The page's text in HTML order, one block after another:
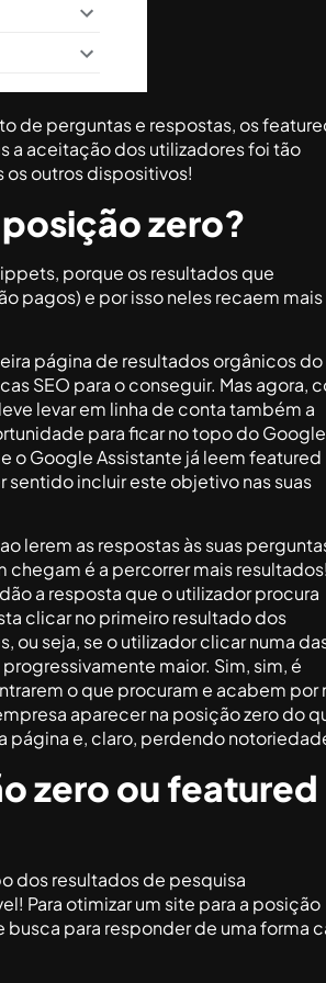
de perguntas e respostas, os
a aceitação dos utilizadores foi tão
outros dispositivos!
zero?
porque os resultados que
pagos) e por isso neles recaem mais
página de resultados orgânicos do
SEO para o conseguir. Mas agora,
levar em linha de conta também a
para ficar no topo do
o Google Assistante já leem featured
sentido incluir este objetivo nas suas
lerem as respostas às suas
chegam é a percorrer mais
a resposta que o utilizador procura
clicar no primeiro resultado dos
seja, se o utilizador clicar numa
maior. Sim, sim, é
o que procuram e acabem por
aparecer na posição zero do
página e, claro, perdendo
zero ou featured
dos resultados de pesquisa
Para otimizar um site para a posição
busca para responder de uma forma